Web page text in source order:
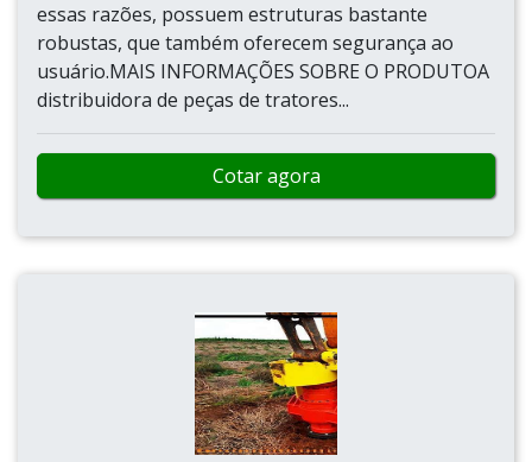
essas razões, possuem estruturas bastante
robustas, que também oferecem segurança ao
usuário.MAIS INFORMAÇÕES SOBRE O PRODUTOA
distribuidora de peças de tratores...
Cotar agora